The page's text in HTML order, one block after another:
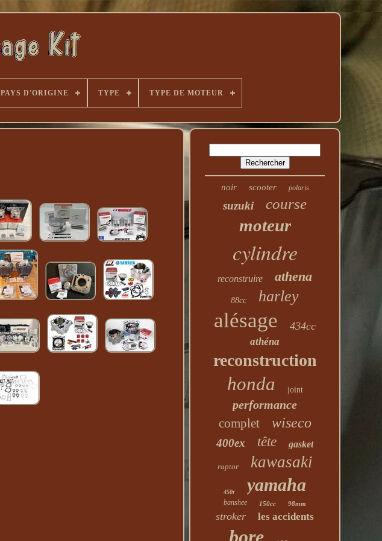
PAYS D'ORIGINE TYPE TYPE DE MOTEUR
noir scooter polaris
suzuki course
moteur
cylindre
reconstruire athena
88cc harley
alésage 434cc
athéna
reconstruction
honda joint
performance
complet wiseco
400ex tête gasket
raptor kawasaki
450r yamaha
banshee 150cc 98mm
stroker les accidents